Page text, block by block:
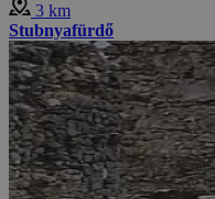
3 km
Stubnyafürdő